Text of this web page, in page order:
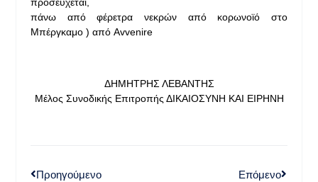
πάνω από φέρετρα νεκρών από κορωνοϊό στο
Μπέργκαμο ) από Avvenire
ΔΗΜΗΤΡΗΣ ΛΕΒΑΝΤΗΣ
Μέλος Συνοδικής Επιτροπής ΔΙΚΑΙΟΣΥΝΗ ΚΑΙ ΕΙΡΗΝΗ
Προηγούμενο Επόμενο